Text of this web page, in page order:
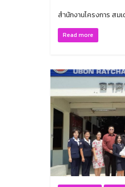
สำนักงานโครงการ สมเ
Read more